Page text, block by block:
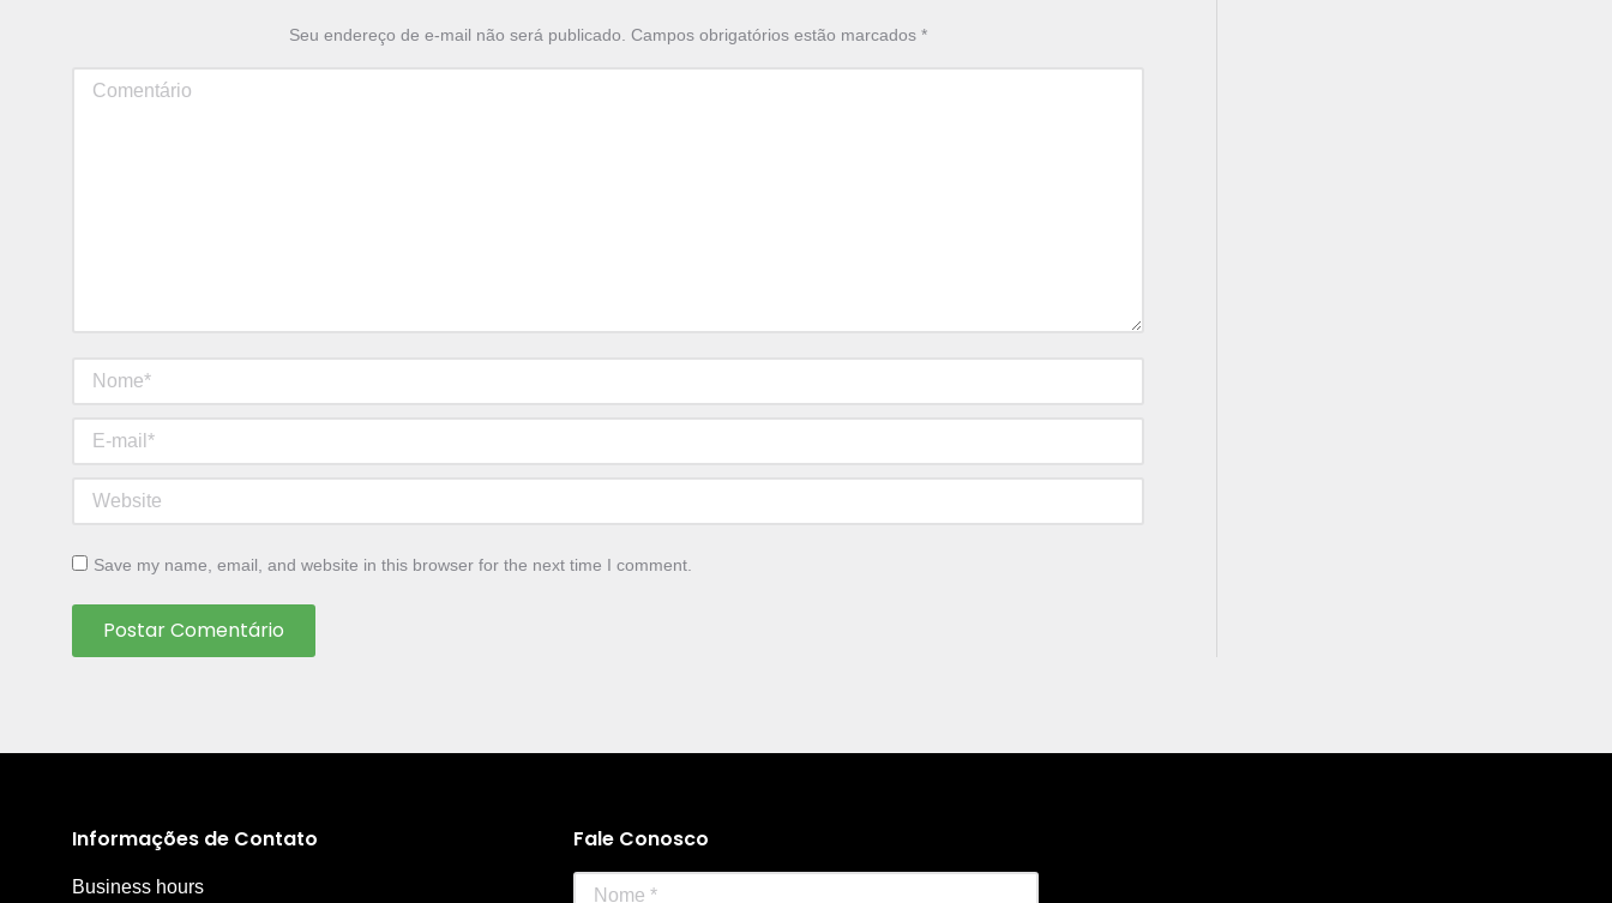
Seu endereço de e-mail não será publicado. Campos obrigatórios estão marcados *
Comentário
Nome *
E-mail *
Website
Save my name, email, and website in this browser for the next time I comment.
Postar Comentário
Informações de Contato
Business hours
Fale Conosco
Nome *